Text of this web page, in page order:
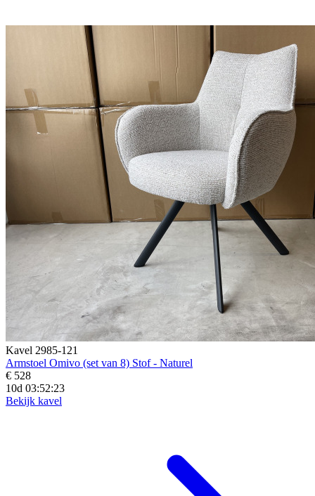
Kavel 2985-121
Armstoel Omivo (set van 8) Stof - Naturel
€ 528
10d 03:52:20
Bekijk kavel